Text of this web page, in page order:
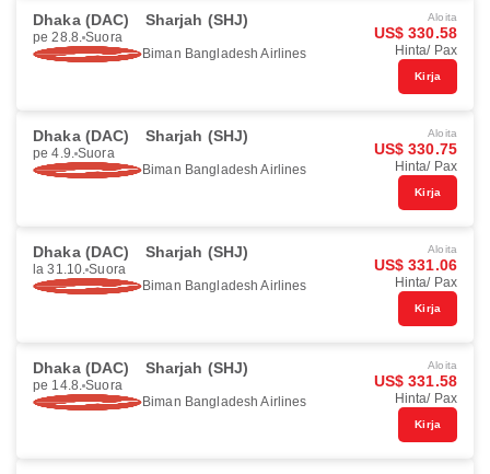
Dhaka (DAC) Sharjah (SHJ)
pe 28.8. Suora
Biman Bangladesh Airlines
Aloita
US$ 330.58
Hinta/ Pax
Kirja
Dhaka (DAC) Sharjah (SHJ)
pe 4.9. Suora
Biman Bangladesh Airlines
Aloita
US$ 330.75
Hinta/ Pax
Kirja
Dhaka (DAC) Sharjah (SHJ)
la 31.10. Suora
Biman Bangladesh Airlines
Aloita
US$ 331.06
Hinta/ Pax
Kirja
Dhaka (DAC) Sharjah (SHJ)
pe 14.8. Suora
Biman Bangladesh Airlines
Aloita
US$ 331.58
Hinta/ Pax
Kirja